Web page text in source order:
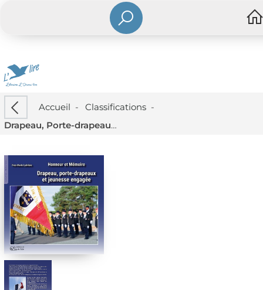
Accueil - Classifications-
Drapeau, Porte-drapeaux Et Jeunesse Engagee : Honneur Et Memoire